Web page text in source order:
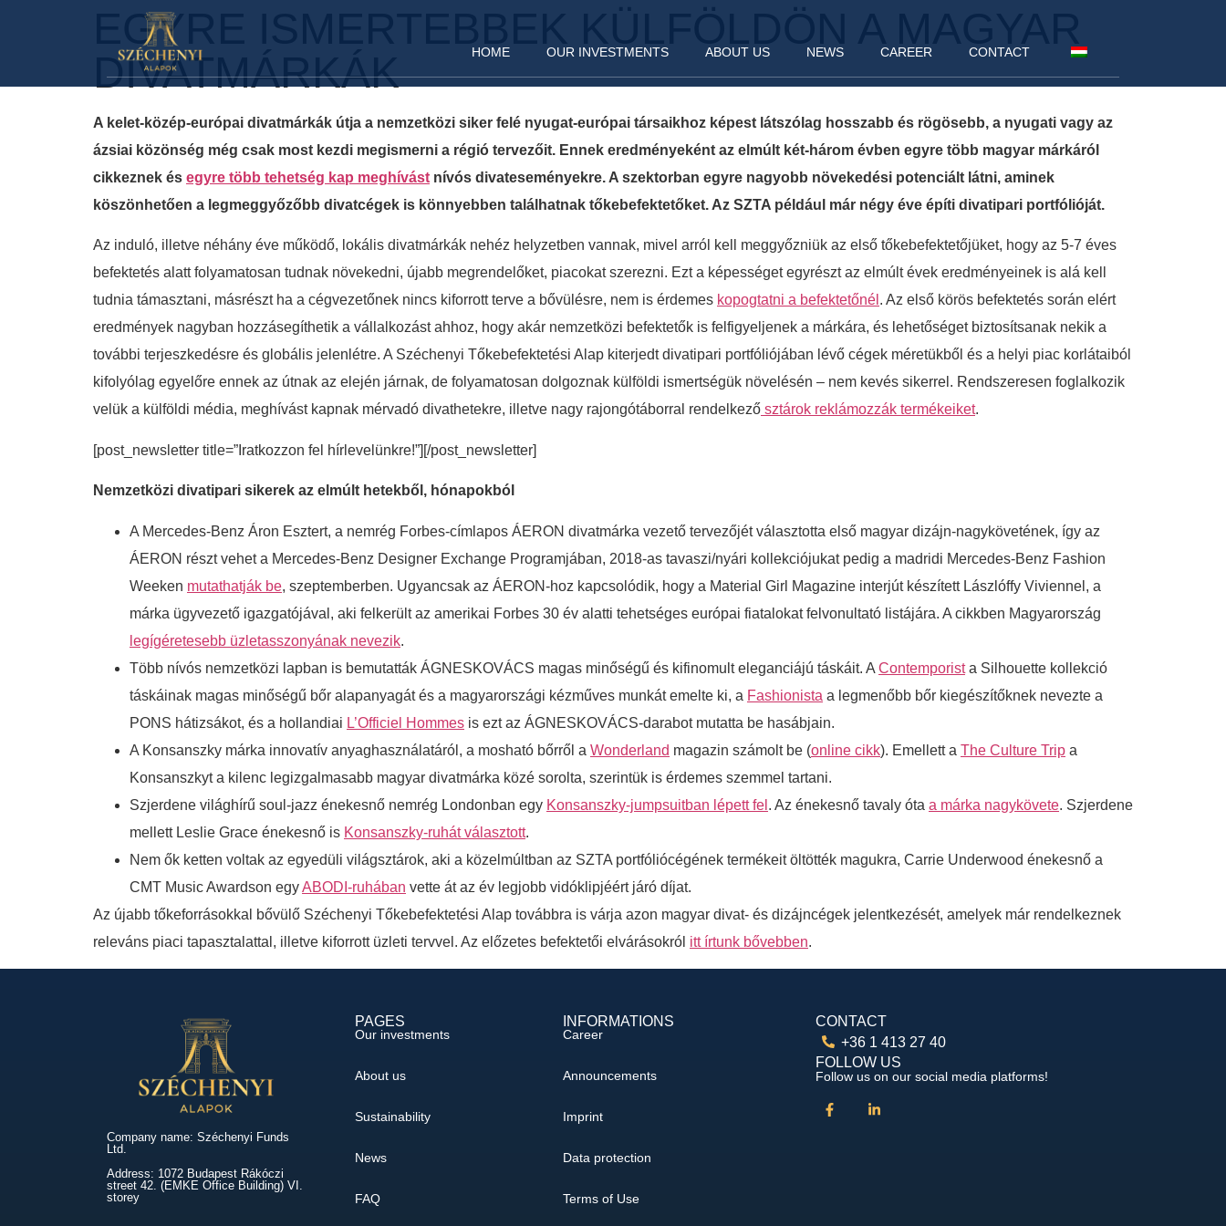
HOME OUR INVESTMENTS ABOUT US NEWS CAREER CONTACT
EGYRE ISMERTEBBEK KÜLFÖLDÖN A MAGYAR
DIVATMÁRKÁK
A kelet-közép-európai divatmárkák útja a nemzetközi siker felé nyugat-európai társaikhoz képest látszólag hosszabb és rögösebb, a nyugati vagy az
ázsiai közönség még csak most kezdi megismerni a régió tervezőit. Ennek eredményeként az elmúlt két-három évben egyre több magyar márkáról
cikkeznek és egyre több tehetség kap meghívást nívós divateseményekre. A szektorban egyre nagyobb növekedési potenciált látni, aminek
köszönhetően a legmeggyőzőbb divatcégek is könnyebben találhatnak tőkebefektetőket. Az SZTA például már négy éve építi divatipari portfólióját.
Az induló, illetve néhány éve működő, lokális divatmárkák nehéz helyzetben vannak, mivel arról kell meggyőzniük az első tőkebefektetőjüket, hogy az 5-7 éves
befektetés alatt folyamatosan tudnak növekedni, újabb megrendelőket, piacokat szerezni. Ezt a képességet egyrészt az elmúlt évek eredményeinek is alá kell
tudnia támasztani, másrészt ha a cégvezetőnek nincs kiforrott terve a bővülésre, nem is érdemes kopogtatni a befektetőnél . Az első körös befektetés során elért
eredmények nagyban hozzásegíthetik a vállalkozást ahhoz, hogy akár nemzetközi befektetők is felfigyeljenek a márkára, és lehetőséget biztosítsanak nekik a
további terjeszkedésre és globális jelenlétre. A Széchenyi Tőkebefektetési Alap kiterjedt divatipari portfóliójában lévő cégek méretükből és a helyi piac korlátaiból
kifolyólag egyelőre ennek az útnak az elején járnak, de folyamatosan dolgoznak külföldi ismertségük növelésén – nem kevés sikerrel. Rendszeresen foglalkozik
velük a külföldi média, meghívást kapnak mérvadó divathetekre, illetve nagy rajongótáborral rendelkező sztárok reklámozzák termékeiket.
[post_newsletter title=”Iratkozzon fel hírlevelünkre!”][/post_newsletter]
Nemzetközi divatipari sikerek az elmúlt hetekből, hónapokból
A Mercedes-Benz Áron Esztert, a nemrég Forbes-címlapos ÁERON divatmárka vezető tervezőjét választotta első magyar dizájn-nagykövetének, így az
ÁERON részt vehet a Mercedes-Benz Designer Exchange Programjában, 2018-as tavaszi/nyári kollekciójukat pedig a madridi Mercedes-Benz Fashion
Weeken mutathatják be, szeptemberben. Ugyancsak az ÁERON-hoz kapcsolódik, hogy a Material Girl Magazine interjút készített Lászlóffy Viviennel, a
márka ügyvezető igazgatójával, aki felkerült az amerikai Forbes 30 év alatti tehetséges európai fiatalokat felvonultató listájára. A cikkben Magyarország
legígéretesebb üzletasszonyának nevezik.
Több nívós nemzetközi lapban is bemutatták ÁGNESKOVÁCS magas minőségű és kifinomult eleganciájú táskáit. A Contemporista Silhouette kollekció
táskáinak magas minőségű bőr alapanyagát és a magyarországi kézműves munkát emelte ki, a Fashionista a legmenőbb bőr kiegészítőknek nevezte a
PONS hátizsákot, és a hollandiai L’Officiel Hommes is ezt az ÁGNESKOVÁCS-darabot mutatta be hasábjain.
A Konsanszky márka innovatív anyaghasználatáról, a mosható bőrről a Wonderland magazin számolt be (online cikk). Emellett a The Culture Trip a
Konsanszkyt a kilenc legizgalmasabb magyar divatmárka közé sorolta, szerintük is érdemes szemmel tartani.
Szjerdene világhírű soul-jazz énekesnő nemrég Londonban egy Konsanszky-jumpsuitban lépett fel . Az énekesnő tavaly óta a márka nagykövete. Szjerdene
mellett Leslie Grace énekesnő is Konsanszky-ruhát választott.
Nem ők ketten voltak az egyedüli világsztárok, aki a közelmúltban az SZTA portfóliócégének termékeit öltötték magukra, Carrie Underwood énekesnő a
CMT Music Awardson egyABODI-ruhában vette át az év legjobb vidóklipjéért járó díjat.
Az újabb tőkeforrásokkal bővülő Széchenyi Tőkebefektetési Alap továbbra is várja azon magyar divat- és dizájncégek jelentkezését, amelyek már rendelkeznek
releváns piaci tapasztalattal, illetve kiforrott üzleti tervvel. Az előzetes befektetői elvárásokról itt írtunk bővebben.
Company name: Széchenyi Funds
Ltd.
Address: 1072 Budapest Rákóczi
street 42. (EMKE Office Building) VI.
storey
PAGES
Our investments
About us
Sustainability
News
FAQ
INFORMATIONS
Career
Announcements
Imprint
Data protection
Terms of Use
CONTACT
+36 1 413 27 40
FOLLOW US
Follow us on our social media platforms!